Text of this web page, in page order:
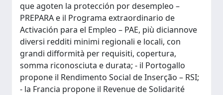
que agoten la protección por desempleo –
PREPARA e il Programa extraordinario de
Activación para el Empleo – PAE, più diciannove
diversi redditi minimi regionali e locali, con
grandi difformità per requisiti, copertura,
somma riconosciuta e durata; - il Portogallo
propone il Rendimento Social de Inserção – RSI;
- la Francia propone il Revenue de Solidarité